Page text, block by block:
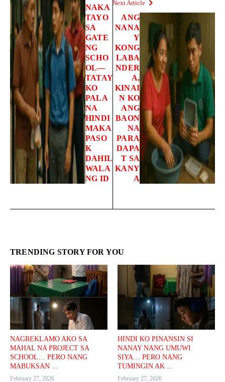
NAKA
TAYO
SA
GATE
NG
SCHO
OL—
TATAY
KO
PALA
NA
HINDI
MAKA
PASO
K
DAHIL
WALA
NG ID
Next Article
ANG
NANA
Y
KONG
LABA
NDER
A,
KINAI
N KO
ANG
BAON
NA
PARA
DAPA
T SA
KANY
A
TRENDING STORY FOR YOU
NAGREKLAMO AKO SA
MAHAL NA PROJECT SA
SCHOOL… PERO NANG
MABUKSAN ...
February 27, 2026
HINDI KO PINANSIN SI
NANAY NANG UMUWI
SIYA… PERO NANG
TUMINGIN AK ...
February 27, 2026